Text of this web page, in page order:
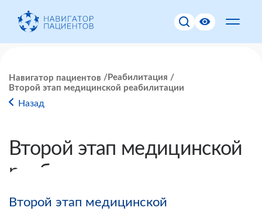
Навигатор пациентов
Реабилитация
Второй этап медицинской реабилитации
Назад
Второй этап медицинской
реабилитации
Второй этап медицинской